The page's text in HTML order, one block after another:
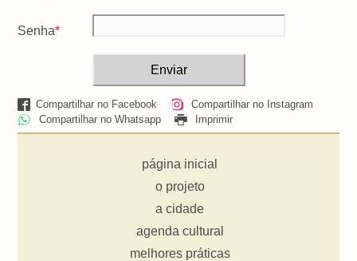
Senha
Compartilhar no Facebook
Compartilhar no Instagram
Compartilhar no Whatsapp
Imprimir
página inicial
o projeto
a cidade
agenda cultural
melhores práticas